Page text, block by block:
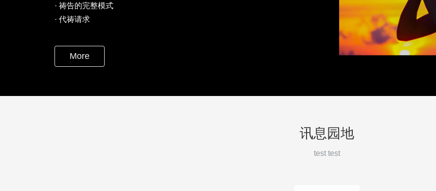
· 祷告的完整模式
· 代祷请求
More
讯息园地
test test